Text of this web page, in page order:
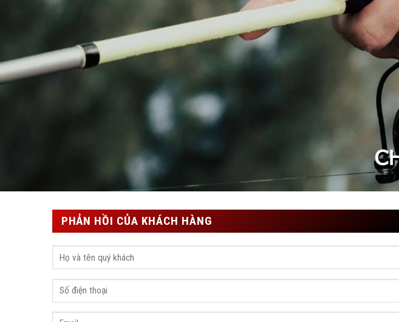
PHẢN HỒI CỦA KHÁCH HÀNG